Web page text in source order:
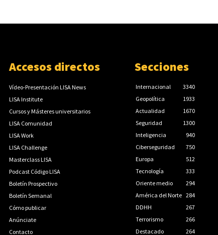
Accesos directos
Vídeo-Presentación LISA News
LISA Institute
Cursos y Másteres universitarios
LISA Comunidad
LISA Work
LISA Challenge
Masterclass LISA
Podcast Código LISA
Boletín Prospectivo
Boletín Semanal
Cómo publicar
Anúnciate
Contacto
Secciones
Internacional
3340
Geopolítica
1933
Actualidad
1670
Seguridad
1300
Inteligencia
940
Ciberseguridad
750
Europa
512
Tecnología
333
Oriente medio
294
América del Norte 284
DDHH
267
Terrorismo
266
Destacado
264